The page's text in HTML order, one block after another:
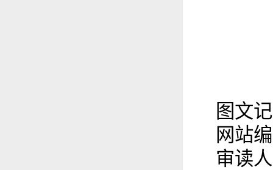
图文
网站
审读